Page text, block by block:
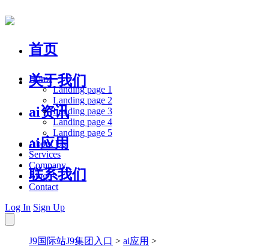
首页
关于我们
ai资讯
ai应用
联系我们
Home
Landing page 1
Landing page 2
Landing page 3
Landing page 4
Landing page 5
About Us
Services
Company
Blog
Contact
Log In Sign Up
J9国际站J9集团入口 > ai应用 >